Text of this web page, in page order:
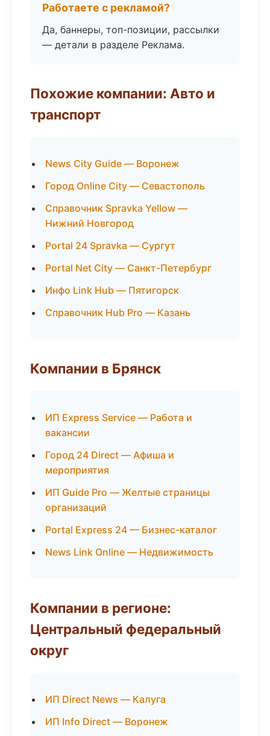
Работаете с рекламой?
Да, баннеры, топ-позиции, рассылки
— детали в разделе Реклама.
Похожие компании: Авто и
транспорт
News City Guide — Воронеж
Город Online City — Севастополь
Справочник Spravka Yellow —
Нижний Новгород
Portal 24 Spravka — Сургут
Portal Net City — Санкт-Петербург
Инфо Link Hub — Пятигорск
Справочник Hub Pro — Казань
Компании в Брянск
ИП Express Service — Работа и
вакансии
Город 24 Direct — Афиша и
мероприятия
ИП Guide Pro — Желтые страницы
организаций
Portal Express 24 — Бизнес-каталог
News Link Online — Недвижимость
Компании в регионе:
Центральный федеральный
округ
ИП Direct News — Калуга
ИП Info Direct — Воронеж